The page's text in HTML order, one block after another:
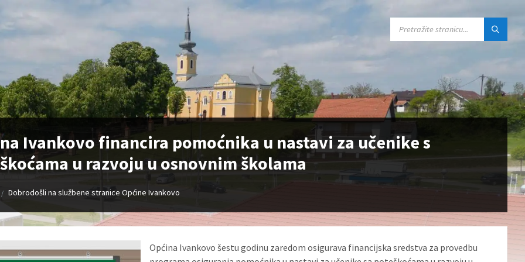
Ivankovo financira pomoćnika u nastavi za učenike s
u razvoju u osnovnim školama
/ Dobrodošli na službene stranice Općine Ivankovo
Općina Ivankovo šestu godinu zaredom osigurava financijska sredstva za provedbu